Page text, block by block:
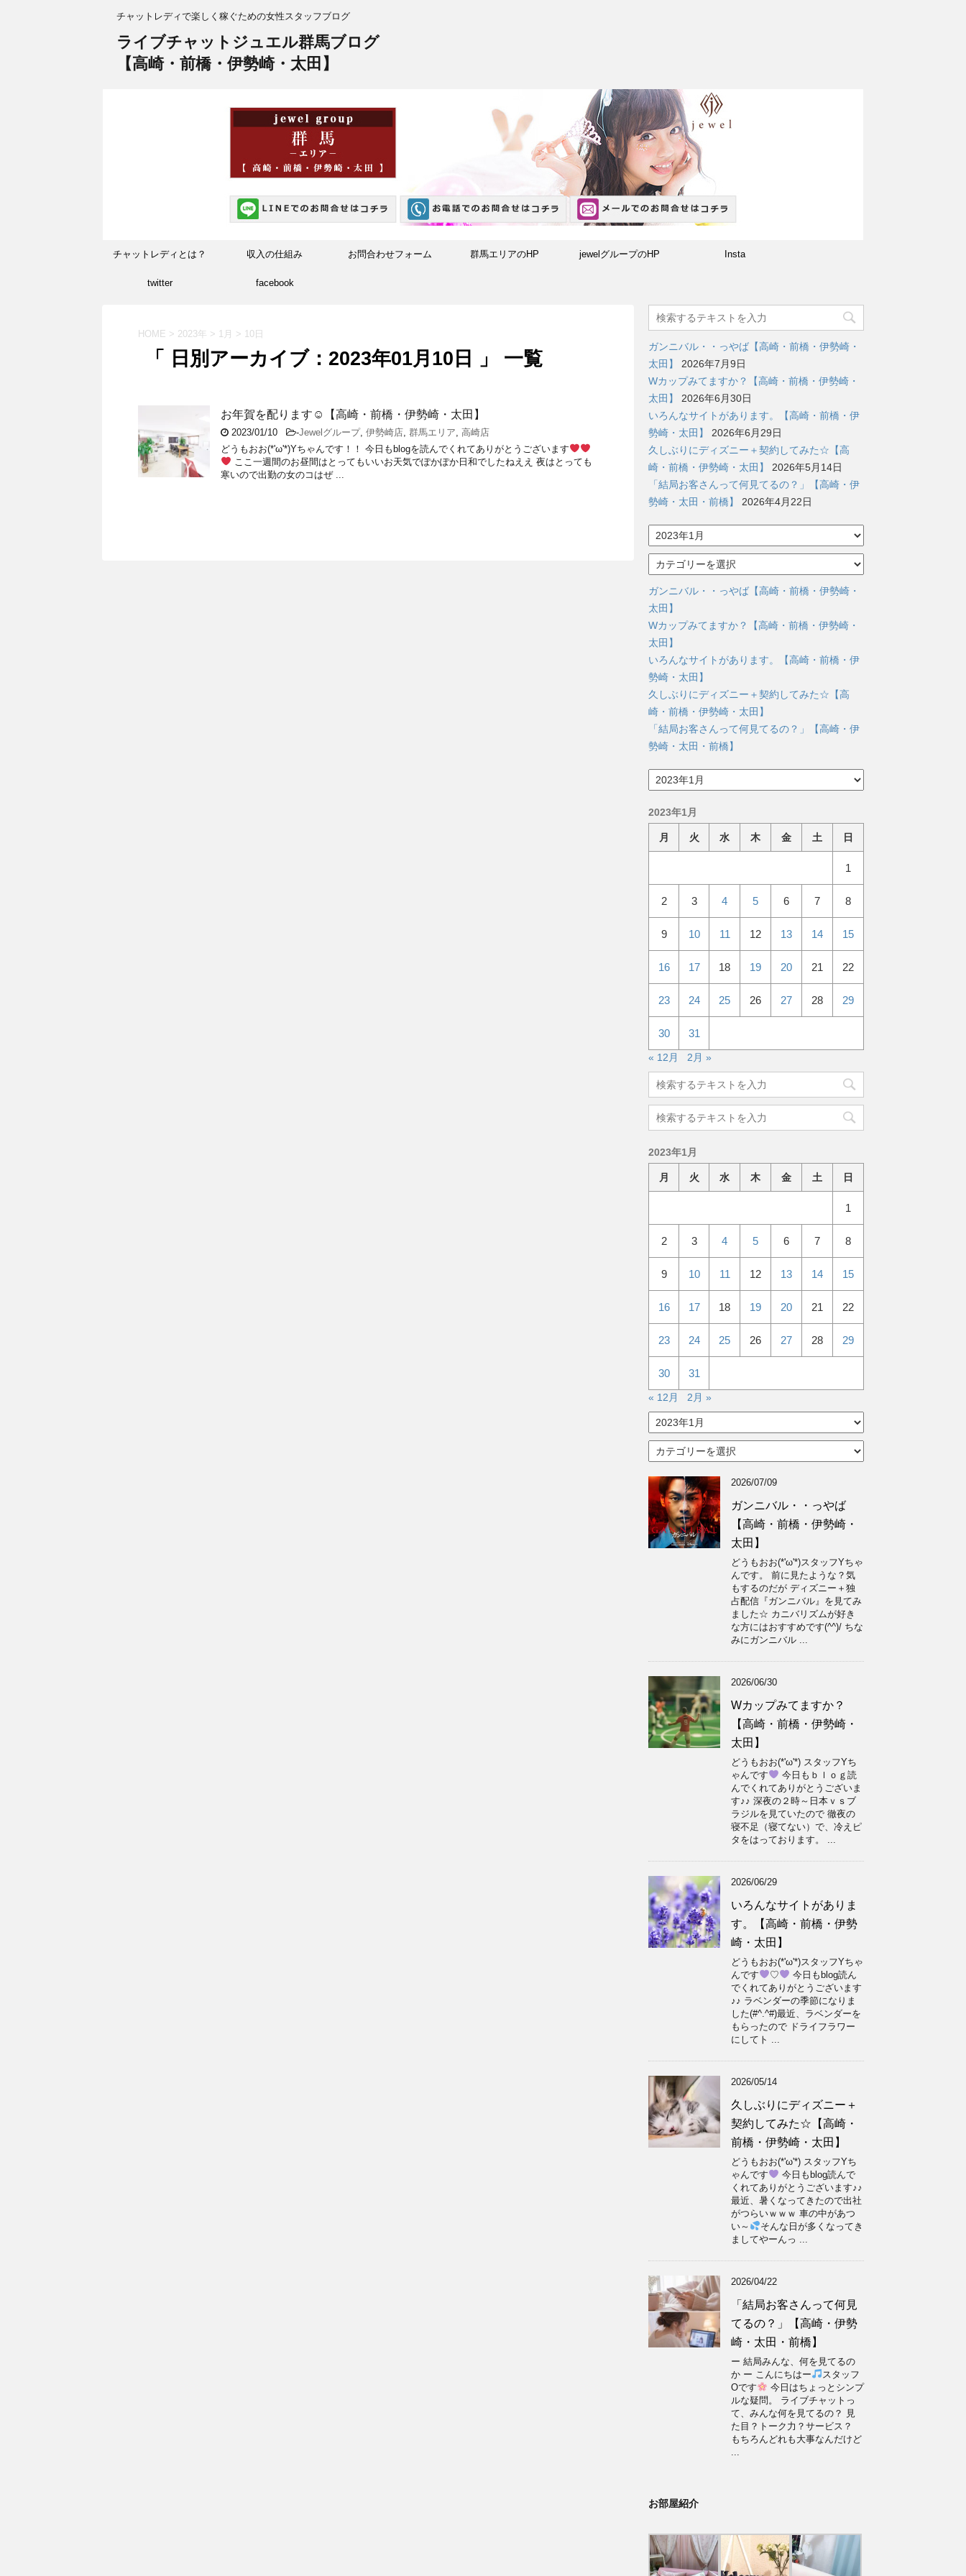
チャットレディで楽しく稼ぐための女性スタッフブログ
ライブチャットジュエル群馬ブログ
【高崎・前橋・伊勢崎・太田】
チャットレディとは？ 収入の仕組み お問合わせフォーム 群馬エリアのHP jewelグループのHP Insta
twitter facebook
HOME > 2023年 > 1月 > 10日
「 日別アーカイブ：2023年01月10日 」 一覧
お年賀を配ります☺【高崎・前橋・伊勢崎・太田】
2023/01/10 -Jewelグループ, 伊勢崎店, 群馬エリア, 高崎店
どうもおお(*'ω'*)Yちゃんです！！ 今日もblogを読んでくれてありがとうございます
ここ一週間のお昼間はとってもいいお天気でぽかぽか日和でしたねええ 夜はとっても
寒いので出勤の女のコはぜ ...
ガンニバル・・っやば【高崎・前橋・伊勢崎・
太田】
2026年7月9日
Wカップみてますか？【高崎・前橋・伊勢崎・
太田】
2026年6月30日
いろんなサイトがあります。【高崎・前橋・伊
勢崎・太田】
2026年6月29日
久しぶりにディズニー＋契約してみた☆【高
崎・前橋・伊勢崎・太田】
2026年5月14日
「結局お客さんって何見てるの？」【高崎・伊
勢崎・太田・前橋】
2026年4月22日
ア
ー
イ
ブ
テ
ゴ
リ
ガンニバル・・っやば【高崎・前橋・伊勢崎・
太田】
Wカップみてますか？【高崎・前橋・伊勢崎・
太田】
いろんなサイトがあります。【高崎・前橋・伊
勢崎・太田】
久しぶりにディズニー＋契約してみた☆【高
崎・前橋・伊勢崎・太田】
「結局お客さんって何見てるの？」【高崎・伊
勢崎・太田・前橋】
ア
ー
イ
2023年1月
月 火 水 木 金 土 日
1
2 3 4 5 6 7 8
9 10 11 12 13 14 15
16 17 18 19 20 21 22
23 24 25 26 27 28 29
30 31
« 12月 2月 »
2023年1月
月 火 水 木 金 土 日
1
2 3 4 5 6 7 8
9 10 11 12 13 14 15
16 17 18 19 20 21 22
23 24 25 26 27 28 29
30 31
« 12月
2月 »
ア
ー
イ
ブ
テ
ゴ
ー
2026/07/09
ガンニバル・・っやば
【高崎・前橋・伊勢崎・
太田】
どうもおお(*'ω'*)スタッフYちゃ
んです。 前に見たような？気
もするのだが ディズニー＋独
占配信『ガンニバル』を見てみ
ました☆ カニバリズムが好き
な方にはおすすめです(^^)/ ちな
みにガンニバル ...
2026/06/30
Wカップみてますか？
【高崎・前橋・伊勢崎・
太田】
どうもおお(*'ω'*) スタッフYち
ゃんです
今日もｂｌｏｇ読
んでくれてありがとうございま
す♪♪ 深夜の２時～日本ｖｓブ
ラジルを見ていたので 徹夜の
寝不足（寝てない）で、冷えピ
タをはっております。 ...
2026/06/29
いろんなサイトがありま
す。【高崎・前橋・伊勢
崎・太田】
どうもおお(*'ω'*)スタッフYちゃ
んです
♡
今日もblog読ん
でくれてありがとうございます
♪♪ ラベンダーの季節になりま
した(#^.^#)最近、ラベンダーを
もらったので ドライフラワー
にしてト ...
2026/05/14
久しぶりにディズニー＋
契約してみた☆【高崎・
前橋・伊勢崎・太田】
どうもおお(*'ω'*) スタッフYち
ゃんです
今日もblog読んで
くれてありがとうございます♪♪
最近、暑くなってきたので出社
がつらいｗｗｗ 車の中があつ
い～
そんな日が多くなってき
ましてやーんっ ...
2026/04/22
「結局お客さんって何見
てるの？」【高崎・伊勢
崎・太田・前橋】
ー 結局みんな、何を見てるの
か ー こんにちはー
スタッフ
Oです
今日はちょっとシンプ
ルな疑問。 ライブチャットっ
て、みんな何を見てるの？ 見
た目？トーク力？サービス？
もちろんどれも大事なんだけど
...
お部屋紹介